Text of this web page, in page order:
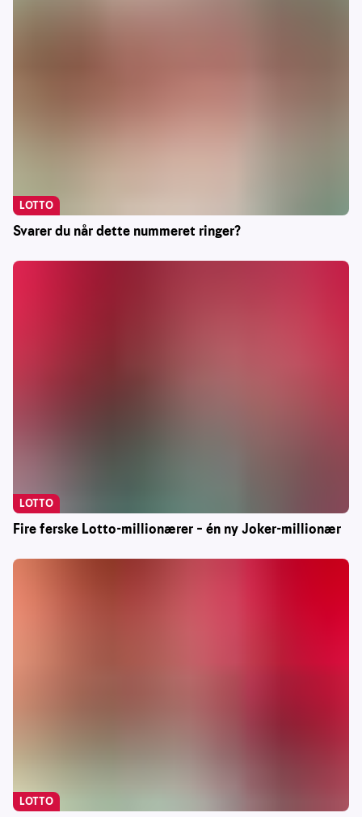
Svarer du når dette nummeret ringer?
LOTTO
Fire ferske Lotto-millionærer – én ny Joker-millionær
LOTTO
LOTTO